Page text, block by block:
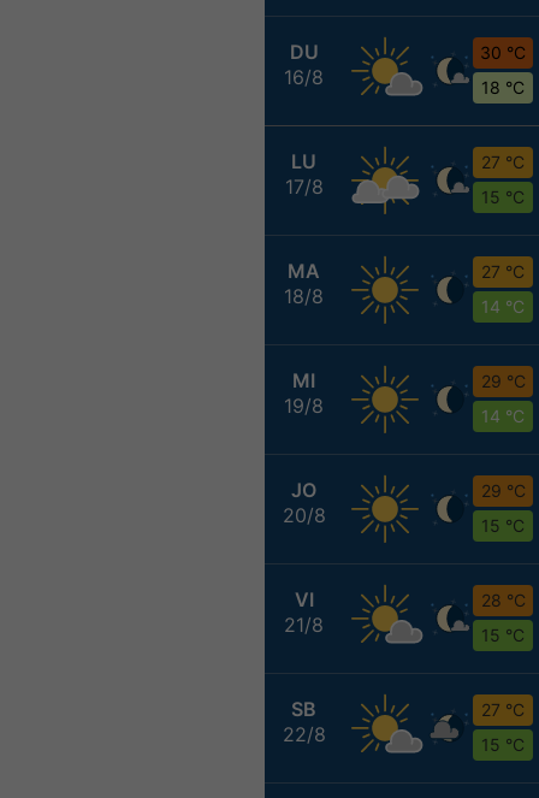
DU
16/8
30 °C
18 °C
LU
17/8
27 °C
15 °C
MA
18/8
27 °C
14 °C
MI
19/8
29 °C
14 °C
JO
20/8
29 °C
15 °C
VI
21/8
28 °C
15 °C
SB
22/8
27 °C
15 °C